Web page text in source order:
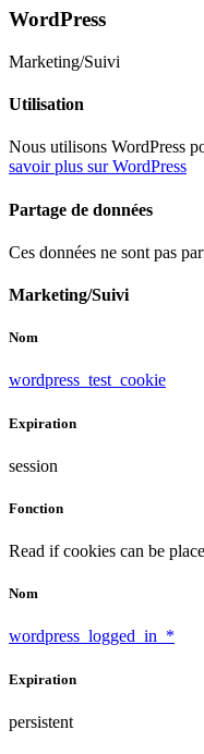
WordPress
Marketing/Suivi
Utilisation
Nous utilisons WordPress
savoir plus sur WordPress
Partage de données
Ces données ne sont pas
Marketing/Suivi
Nom
wordpress_test_cookie
Expiration
session
Fonction
Read if cookies can be
Nom
wordpress_logged_in_*
Expiration
persistent